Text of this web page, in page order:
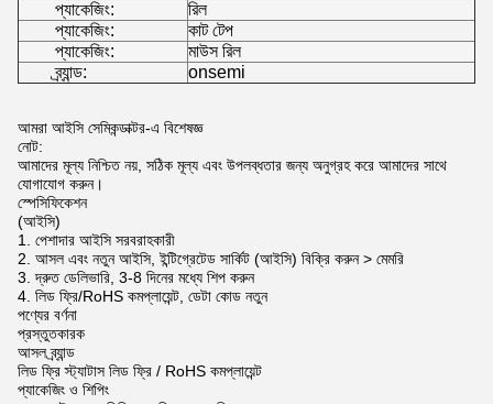
প্যাকেজিং:
রিল
প্যাকেজিং:
কাট টেপ
প্যাকেজিং:
মাউস রিল
ব্র্যান্ড:
onsemi
আমরা আইসি সেমিকন্ডাক্টর-এ বিশেষজ্ঞ
নোট:
আমাদের মূল্য নিশ্চিত নয়, সঠিক মূল্য এবং উপলব্ধতার জন্য অনুগ্রহ করে আমাদের সাথে
যোগাযোগ করুন।
স্পেসিফিকেশন
(আইসি)
1. পেশাদার আইসি সরবরাহকারী
2. আসল এবং নতুন আইসি, ইন্টিগ্রেটেড সার্কিট (আইসি) বিক্রি করুন > মেমরি
3. দ্রুত ডেলিভারি, 3-8 দিনের মধ্যে শিপ করুন
4. লিড ফ্রি/RoHS কমপ্লায়েন্ট, ডেটা কোড নতুন
পণ্যের বর্ণনা
প্রস্তুতকারক
আসল ব্র্যান্ড
লিড ফ্রি স্ট্যাটাস লিড ফ্রি / RoHS কমপ্লায়েন্ট
প্যাকেজিং ও শিপিং